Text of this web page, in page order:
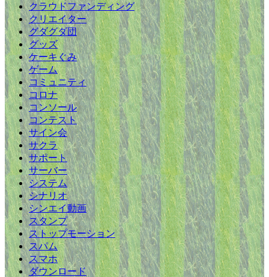
クラウドファンディング
クリエイター
グダグダ団
グッズ
ケーキぐみ
ゲーム
コミュニティ
コロナ
コンソール
コンテスト
サイン会
サクラ
サポート
サーバー
システム
シナリオ
シンエイ動画
スタンプ
ストップモーション
スパム
スマホ
ダウンロード